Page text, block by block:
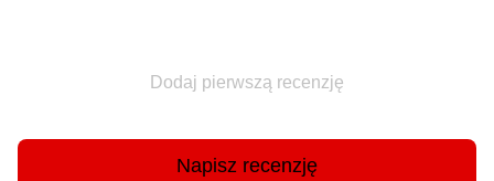
Dodaj pierwszą recenzję
Napisz recenzję